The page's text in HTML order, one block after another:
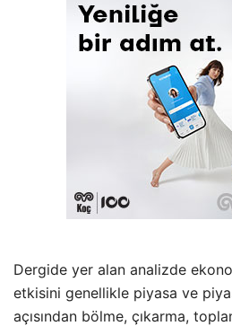
Dergide yer alan analizde
etkisini genellikle piyasa ve
açısından bölme, çıkarma,